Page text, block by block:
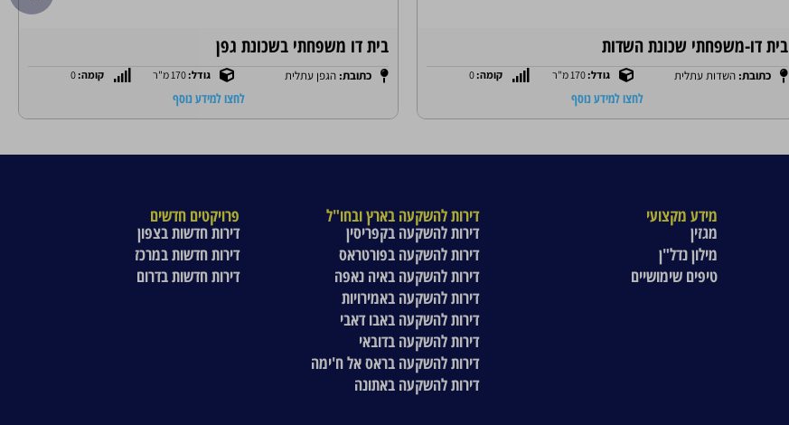
בית דו-משפחתי שכונת השדות
כתובת:השדות עתלית גודל:170 מ"ר קומה:0
לחצו למידע נוסף
בית דו משפחתי בשכונת גפן
כתובת: הגפן עתלית גודל:170 מ"ר קומה:0
לחצו למידע נוסף
מידע מקצועי
מגזין
מילון נדל"ן
טיפים שימושיים
דירות להשקעה בארץ ובחו"ל
דירות להשקעה בקפריסין
דירות להשקעה בפורטראס
דירות להשקעה באיה נאפה
דירות להשקעה באמירויות
דירות להשקעה באבו דאבי
דירות להשקעה בדובאי
דירות להשקעה בראס אל ח'ימה
דירות להשקעה באתונה
פרויקטים חדשים
דירות חדשות בצפון
דירות חדשות במרכז
דירות חדשות בדרום